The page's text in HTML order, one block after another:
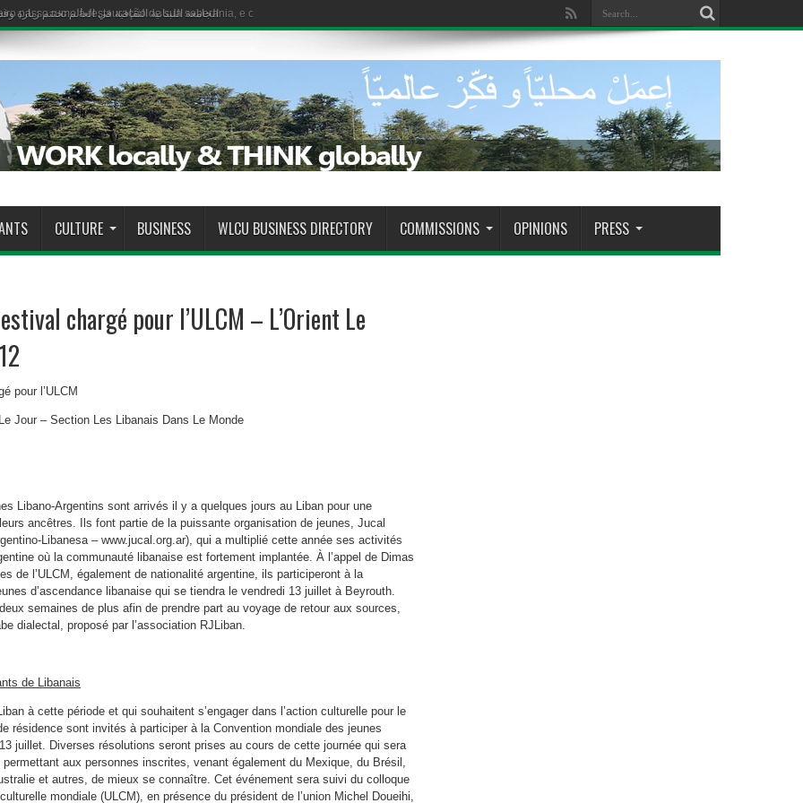
الجامعة اللبنانية الثقافية في العالم تختتم
الجامعة اللبنانية الثقافية في العالم تختتم
passo rumo à restauração de sua soberania, e o Estado demonstra sua capacidade de tomar decisões decisivas
CULTURE BUSINESS WLCU BUSINESS DIRECTORY COMMISSIONS OPINIONS PRESS
chargé pour l’ULCM – L’Orient Le
pour l’ULCM
Jour – Section Les Libanais Dans Le Monde
Libano-Argentins sont arrivés il y a quelques jours au Liban pour une
ancêtres. Ils font partie de la puissante organisation de jeunes, Jucal
Libanesa – www.jucal.org.ar), qui a multiplié cette année ses activités
où la communauté libanaise est fortement implantée. À l’appel de Dimas
de l’ULCM, également de nationalité argentine, ils participeront à la
d’ascendance libanaise qui se tiendra le vendredi 13 juillet à Beyrouth.
semaines de plus afin de prendre part au voyage de retour aux sources,
dialectal, proposé par l’association RJLiban.
de Libanais
à cette période et qui souhaitent s’engager dans l’action culturelle pour le
résidence sont invités à participer à la Convention mondiale des jeunes
juillet. Diverses résolutions seront prises au cours de cette journée qui sera
aux personnes inscrites, venant également du Mexique, du Brésil,
et autres, de mieux se connaître. Cet événement sera suivi du colloque
mondiale (ULCM), en présence du président de l’union Michel Doueihi,